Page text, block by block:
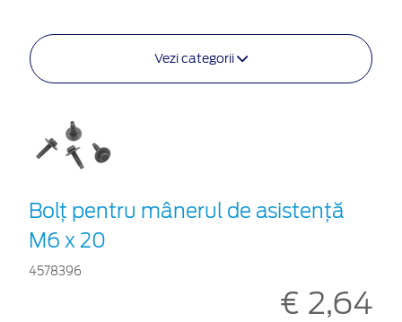
Vezi categorii
Bolț pentru mânerul de asistență
M6 x 20
4578396
€ 2,64